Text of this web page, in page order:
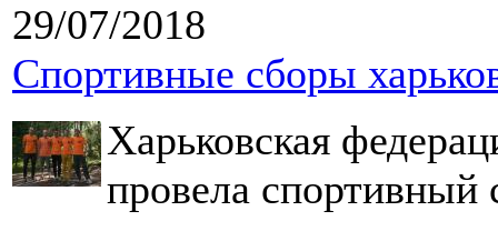
29/07/2018
Спортивные сборы
Харьковская
провела спортивный